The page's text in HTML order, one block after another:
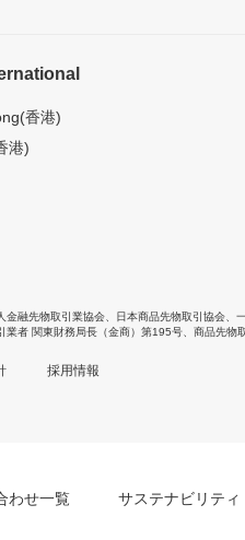
香港)
港)
金融先物取引業協会 日本商品先物取引協会
業者 関東財務局長（金商）第195号、商品先物
採用情報
わせ一覧 サステナビリティ